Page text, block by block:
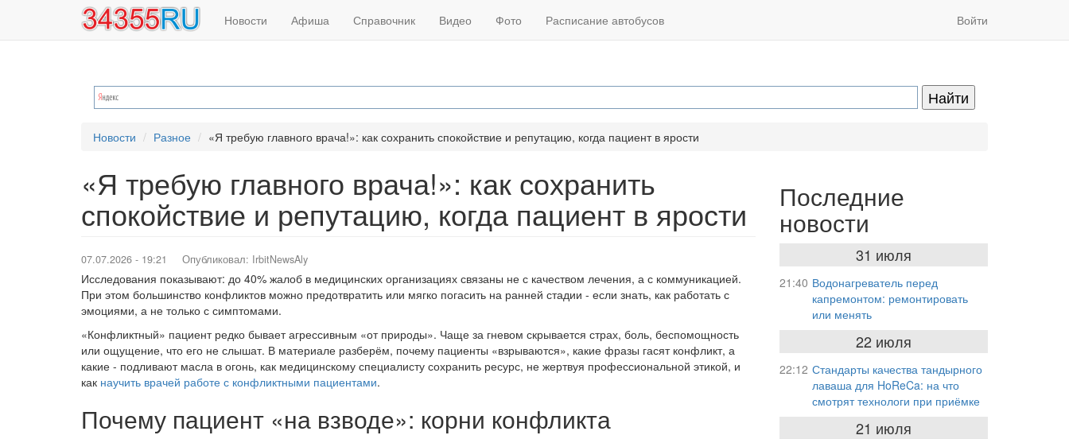
основному
Основная
навигация
Новости Афиша Справочник Видео Фото Расписание автобусов
Меню
учётной
пользователя
Войти
Новости Разное «Я требую главного врача!»: как сохранить спокойствие и репутацию, когда пациент в ярости
«Я требую главного врача!»: как сохранить
спокойствие и репутацию, когда пациент в ярости
07.07.2026 - 19:21 Опубликовал: IrbitNewsAly
Исследования показывают: до 40% жалоб в медицинских организациях связаны не с качеством лечения, а с коммуникацией.
При этом большинство конфликтов можно предотвратить или мягко погасить на ранней стадии - если знать, как работать с
эмоциями, а не только с симптомами.
«Конфликтный» пациент редко бывает агрессивным «от природы». Чаще за гневом скрывается страх, боль, беспомощность
или ощущение, что его не слышат. В материале разберём, почему пациенты «взрываются», какие фразы гасят конфликт, а
какие - подливают масла в огонь, как медицинскому специалисту сохранить ресурс, не жертвуя профессиональной этикой, и
как научить врачей работе с конфликтными пациентами.
Почему пациент «на взводе»: корни конфликта
Последние
новости
31 июля
21:40 Водонагреватель перед
капремонтом: ремонтировать
или менять
22 июля
22:12 Стандарты качества тандырного
лаваша для HoReCa: на что
смотрят технологи при приёмке
21 июля